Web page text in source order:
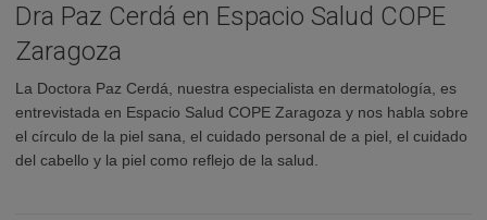
Dra Paz Cerdá en Espacio Salud COPE
Zaragoza
La Doctora Paz Cerdá, nuestra especialista en dermatología, es
entrevistada en Espacio Salud COPE Zaragoza y nos habla sobre
el círculo de la piel sana, el cuidado personal de a piel, el cuidado
del cabello y la piel como reflejo de la salud.